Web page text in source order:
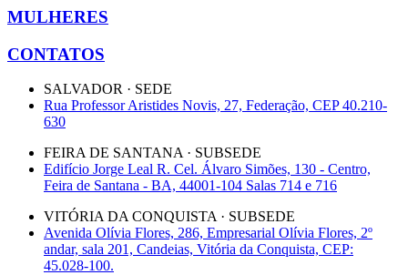
MULHERES
CONTATOS
SALVADOR · SEDE
Rua Professor Aristides Novis, 27, Federação, CEP 40.210-
630
FEIRA DE SANTANA · SUBSEDE
Edifício Jorge Leal R. Cel. Álvaro Simões, 130 - Centro,
Feira de Santana - BA, 44001-104 Salas 714 e 716
VITÓRIA DA CONQUISTA · SUBSEDE
Avenida Olívia Flores, 286, Empresarial Olívia Flores, 2º
andar, sala 201, Candeias, Vitória da Conquista, CEP:
45.028-100.